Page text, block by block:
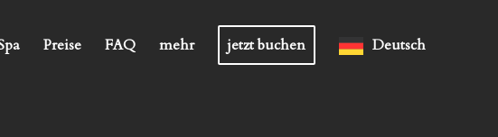
Preise FAQ mehr jetzt buchen Deutsch